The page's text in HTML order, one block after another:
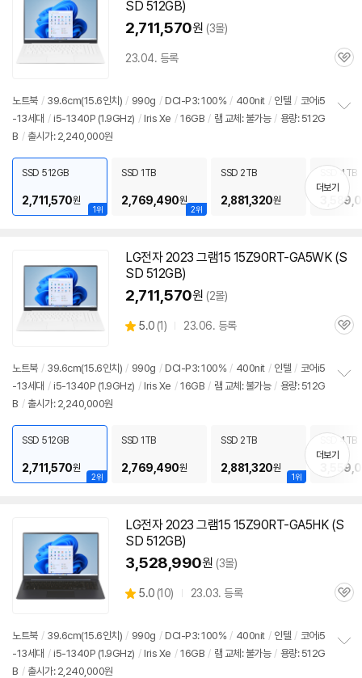
SD 512GB)
2,711,570원 (3몰)
23.04. 등록
관
노트북 / 39.6cm(15.6인치) / 990g / DCI-P3: 100% / 400nit / 인텔 / 코어i5
-13세대 / i5-1340P (1.9GHz) / Iris Xe / 16GB / 램 교체: 불가능 / 용량: 512G
B / 출시가: 2,240,000원
치
기
1위
SSD 512GB
2,711,570원
2위
SSD 1TB
2,769,490원
SSD 2TB
2,881,320원
SSD 4TB
더보기
LG전자 2023 그램15 15Z90RT-GA5WK (S
SD 512GB)
2,711,570원 (2몰)
별
5.0 (상
1) 23.06. 등록
관
노트북 / 39.6cm(15.6인치) / 990g / DCI-P3: 100% / 400nit / 인텔 / 코어i5
-13세대 / i5-1340P (1.9GHz) / Iris Xe / 16GB / 램 교체: 불가능 / 용량: 512G
B / 출시가: 2,240,000원
치
기
2위
SSD 512GB
2,711,570원
SSD 1TB
2,769,490원
1위
SSD 2TB
2,881,320원
SSD 4TB
더보기
LG전자 2023 그램15 15Z90RT-GA5HK (S
SD 512GB)
3,528,990원 (3몰)
별
5.0 (상
10) 23.03. 등록
관
노트북 / 39.6cm(15.6인치) / 990g / DCI-P3: 100% / 400nit / 인텔 / 코어i5
-13세대 / i5-1340P (1.9GHz) / Iris Xe / 16GB / 램 교체: 불가능 / 용량: 512G
B / 출시가: 2,240,000원